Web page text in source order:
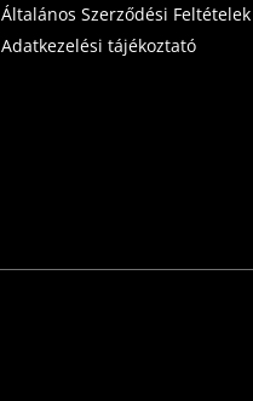
Általános Szerződési Feltételek
Adatkezelési tájékoztató